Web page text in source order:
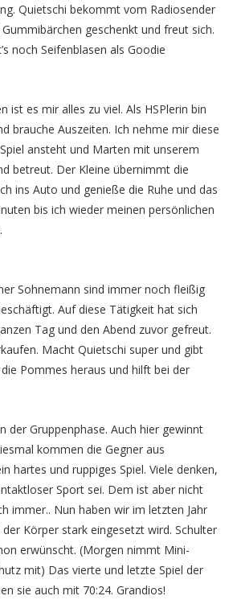
Quietschi bekommt vom Radiosender
geschenkt und freut sich.
noch Seifenblasen als Goodie
ist es mir alles zu viel. Als HSPlerin bin
brauche Auszeiten. Ich nehme mir diese
ansteht und Marten mit unserem
betreut. Der Kleine übernimmt die
ins Auto und genieße die Ruhe und das
bis ich wieder meinen persönlichen
Sohnemann sind immer noch fleißig
Auf diese Tätigkeit hat sich
Tag und den Abend zuvor gefreut.
Macht Quietschi super und gibt
Pommes heraus und hilft bei der
der Gruppenphase. Auch hier gewinnt
kommen die Gegner aus
hartes und ruppiges Spiel. Viele denken,
Sport sei. Dem ist aber nicht
immer.. Nun haben wir im letzten Jahr
Körper stark eingesetzt wird. Schulter
erwünscht. (Morgen nimmt Mini-
mit) Das vierte und letzte Spiel der
sie auch mit 70:24. Grandios!